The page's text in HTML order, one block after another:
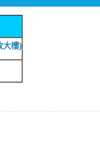
大樓)